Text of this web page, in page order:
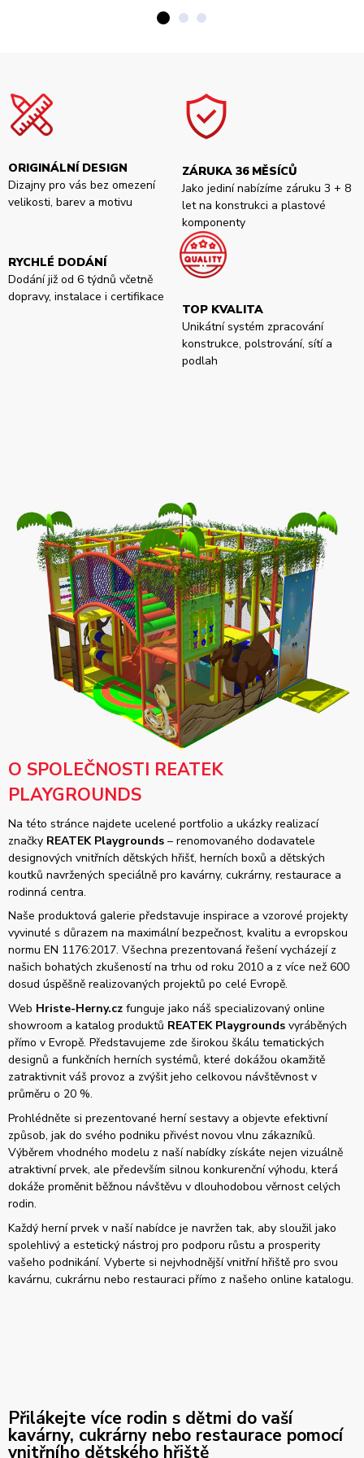
ORIGINÁLNÍ DESIGN
Dizajny pro vás bez omezení
velikosti, barev a motivu
ZÁRUKA 36 MĚSÍCŮ
Jako jediní nabízíme záruku 3 + 8
let na konstrukci a plastové
komponenty
RYCHLÉ DODÁNÍ
Dodání již od 6 týdnů včetně
dopravy, instalace i certifikace
TOP KVALITA
Unikátní systém zpracování
konstrukce, polstrování, sítí a
podlah
O SPOLEČNOSTI REATEK
PLAYGROUNDS
Na této stránce najdete ucelené portfolio a ukázky realizací
značky REATEK Playgrounds – renomovaného dodavatele
designových vnitřních dětských hřišť, herních boxů a dětských
koutků navržených speciálně pro kavárny, cukrárny, restaurace a
rodinná centra.
Naše produktová galerie představuje inspirace a vzorové projekty
vyvinuté s důrazem na maximální bezpečnost, kvalitu a evropskou
normu EN 1176:2017. Všechna prezentovaná řešení vycházejí z
našich bohatých zkušeností na trhu od roku 2010 a z více než 600
dosud úspěšně realizovaných projektů po celé Evropě.
Web Hriste-Herny.cz funguje jako náš specializovaný online
showroom a katalog produktů REATEK Playgrounds vyráběných
přímo v Evropě. Představujeme zde širokou škálu tematických
designů a funkčních herních systémů, které dokážou okamžitě
zatraktivnit váš provoz a zvýšit jeho celkovou návštěvnost v
průměru o 20 %.
Prohlédněte si prezentované herní sestavy a objevte efektivní
způsob, jak do svého podniku přivést novou vlnu zákazníků.
Výběrem vhodného modelu z naší nabídky získáte nejen vizuálně
atraktivní prvek, ale především silnou konkurenční výhodu, která
dokáže proměnit běžnou návštěvu v dlouhodobou věrnost celých
rodin.
Každý herní prvek v naší nabídce je navržen tak, aby sloužil jako
spolehlivý a estetický nástroj pro podporu růstu a prosperity
vašeho podnikání. Vyberte si nejvhodnější vnitřní hřiště pro svou
kavárnu, cukrárnu nebo restauraci přímo z našeho online katalogu.
Přilákejte více rodin s dětmi do vaší
kavárny, cukrárny nebo restaurace pomocí
vnitřního dětského hřiště